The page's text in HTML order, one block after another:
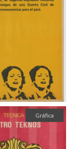
Gráfica